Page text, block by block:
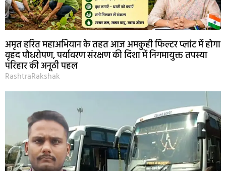
अमृत हरित महाअभियान के तहत आज अमकुही फिल्टर प्लांट में होगा
वृहद पौधरोपण, पर्यावरण संरक्षण की दिशा में निगमायुक्त तपस्या
परिहार की अनूठी पहल
RashtraRakshak